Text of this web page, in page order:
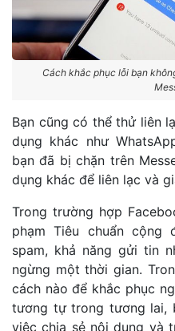
Cách khắc phục lỗi bạn
Bạn cũng có thể thử liên
dụng khác như
bạn đã bị chặn trên
dụng khác để liên lạc và
Trong trường hợp
phạm Tiêu chuẩn
spam, khả năng gửi tin
ngừng một thời gian.
cách nào để khắc phục
tương tự trong tương lai,
việc chia sẻ nội dung và